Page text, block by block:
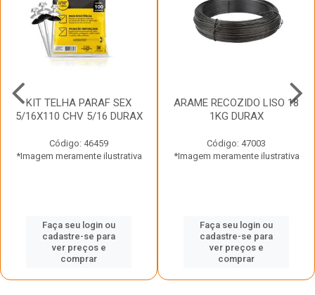
KIT TELHA PARAF SEX
5/16X110 CHV 5/16 DURAX
Código: 46459
*Imagem meramente ilustrativa
Faça seu login ou
cadastre-se para
ver preços e
comprar
ARAME RECOZIDO LISO 18
1KG DURAX
Código: 47003
*Imagem meramente ilustrativa
Faça seu login ou
cadastre-se para
ver preços e
comprar